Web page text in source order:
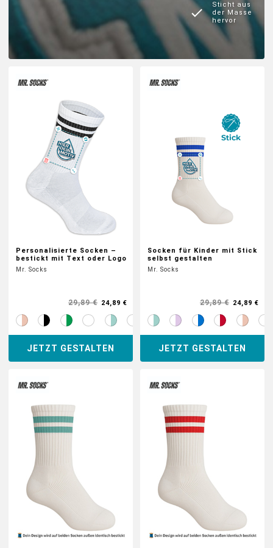
SOCKEN BESTICKEN
EINSCHULUNG
JGA
ABSCHLUSS T-SHIRTS
WM FAN ARTIKEL
BIO-BAUMWOLLE
BADELATSCHEN
DTF BOGEN
TEAMBUILDING
HANDWERK
ZAHNARZTPRAXIS
TEXTILDRUCK NÜRNBERG
SOCKEN PERSONALISIEREN
FOTOTASSEN UND MEHR
Sticht aus
der Masse
hervor
Personalisierte Socken –
bestickt mit Text oder Logo
Mr. Socks
29,89 € 24,89 €
JETZT GESTALTEN
Socken für Kinder mit Stick
selbst gestalten
Mr. Socks
29,89 € 24,89 €
JETZT GESTALTEN